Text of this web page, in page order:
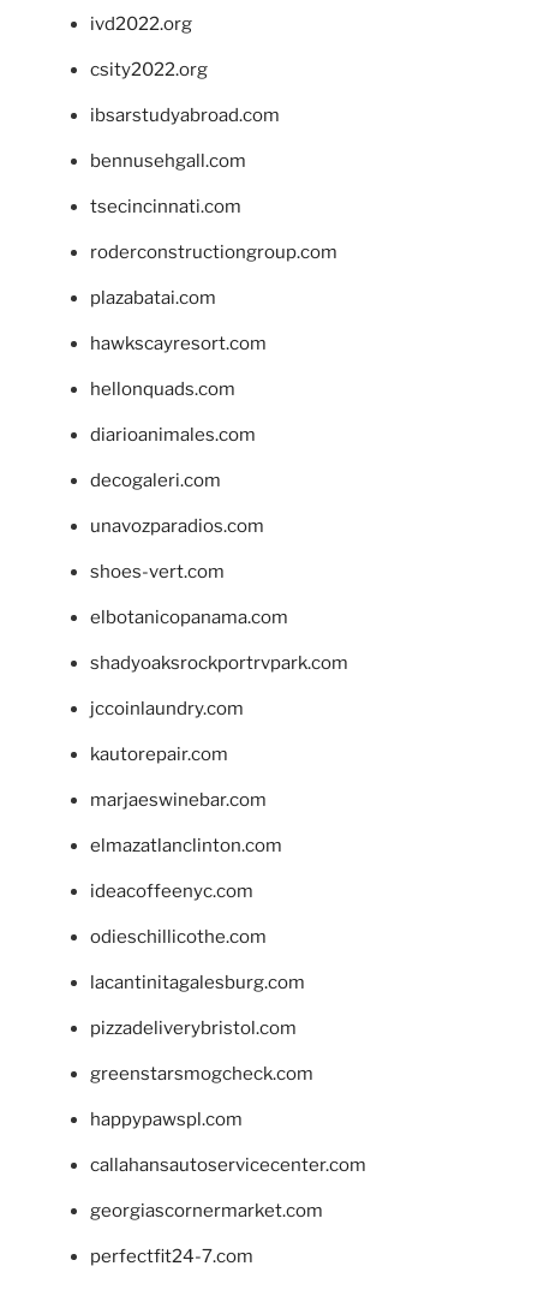
ivd2022.org
csity2022.org
ibsarstudyabroad.com
bennusehgall.com
tsecincinnati.com
roderconstructiongroup.com
plazabatai.com
hawkscayresort.com
hellonquads.com
diarioanimales.com
decogaleri.com
unavozparadios.com
shoes-vert.com
elbotanicopanama.com
shadyoaksrockportrvpark.com
jccoinlaundry.com
kautorepair.com
marjaeswinebar.com
elmazatlanclinton.com
ideacoffeenyc.com
odieschillicothe.com
lacantinitagalesburg.com
pizzadeliverybristol.com
greenstarsmogcheck.com
happypawspl.com
callahansautoservicecenter.com
georgiascornermarket.com
perfectfit24-7.com